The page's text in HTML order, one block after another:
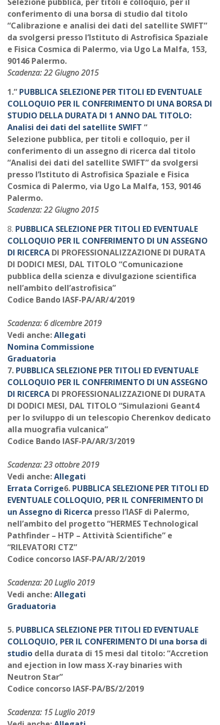
conferimento di una borsa di studio dal titolo
“Calibrazione e analisi dei dati del satellite SWIFT”
da svolgersi presso l’Istituto di Astrofisica Spaziale
e Fisica Cosmica di Palermo, via Ugo La Malfa, 153,
90146 Palermo.
Scadenza: 22 Giugno 2015
1.” PUBBLICA SELEZIONE PER TITOLI ED EVENTUALE
COLLOQUIO PER IL CONFERIMENTO DI UNA BORSA DI
STUDIO DELLA DURATA DI 1 ANNO DAL TITOLO:
Analisi dei dati del satellite SWIFT “
Selezione pubblica, per titoli e colloquio, per il
conferimento di un assegno di ricerca dal titolo
“Analisi dei dati del satellite SWIFT” da svolgersi
presso l’Istituto di Astrofisica Spaziale e Fisica
Cosmica di Palermo, via Ugo La Malfa, 153, 90146
Palermo.
Scadenza: 22 Giugno 2015
8. PUBBLICA SELEZIONE PER TITOLI ED EVENTUALE
COLLOQUIO PER IL CONFERIMENTO DI UN ASSEGNO
DI RICERCA DI PROFESSIONALIZZAZIONE DI DURATA
DI DODICI MESI, DAL TITOLO “Comunicazione
pubblica della scienza e divulgazione scientifica
nell’ambito dell’astrofisica”
Codice Bando IASF-PA/AR/4/2019
Scadenza: 6 dicembre 2019
Vedi anche:Allegati
Nomina Commissione
Graduatoria
7. PUBBLICA SELEZIONE PER TITOLI ED EVENTUALE
COLLOQUIO PER IL CONFERIMENTO DI UN ASSEGNO
DI RICERCA DI PROFESSIONALIZZAZIONE DI DURATA
DI DODICI MESI, DAL TITOLO “Simulazioni Geant4
per lo sviluppo di un telescopio Cherenkov dedicato
alla muografia vulcanica”
Codice Bando IASF-PA/AR/3/2019
Scadenza: 23 ottobre 2019
Vedi anche:Allegati
Errata Corrige6. PUBBLICA SELEZIONE PER TITOLI ED
EVENTUALE COLLOQUIO, PER IL CONFERIMENTO DI
un Assegno di Ricerca presso l’IASF di Palermo,
nell’ambito del progetto “HERMES Technological
Pathfinder – HTP – Attività Scientifiche” e
“RILEVATORI CTZ”
Codice concorso IASF-PA/AR/2/2019
Scadenza: 20 Luglio 2019
Vedi anche:Allegati
Graduatoria
5. PUBBLICA SELEZIONE PER TITOLI ED EVENTUALE
COLLOQUIO, PER IL CONFERIMENTO DI una borsa di
studio della durata di 15 mesi dal titolo: “Accretion
and ejection in low mass X-ray binaries with
Neutron Star”
Codice concorso IASF-PA/BS/2/2019
Scadenza: 15 Luglio 2019